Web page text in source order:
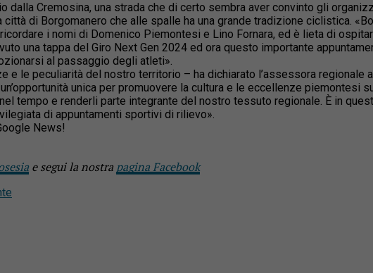
dalla Cremosina, una strada che di certo sembra aver convinto gli
città di Borgomanero che alle spalle ha una grande tradizione ciclistica.
i nomi di Domenico Piemontesi e Lino Fornara, ed è lieta di
una tappa del Giro Next Gen 2024 ed ora questo importante
al passaggio degli atleti».
e le peculiarità del nostro territorio – ha dichiarato l’assessora regionale
unica per promuovere la cultura e le eccellenze piemontesi
tempo e renderli parte integrante del nostro tessuto regionale. È in
di appuntamenti sportivi di rilievo».
News!
e segui la nostra pagina Facebook